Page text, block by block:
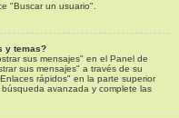
"Buscar un usuario".
y temas?
sus mensajes" en el Panel de
sus mensajes" a través de su
rápidos" en la parte superior
avanzada y complete las